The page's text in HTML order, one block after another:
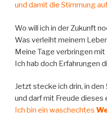
und damit die Stimmung
Wo will ich in der Zukunft
Was verleiht meinem
Meine Tage verbringen
Ich hab doch Erfahrungen
Jetzt stecke ich drin, in den
und darf mit Freude dieses
Ich bin ein waschechtes